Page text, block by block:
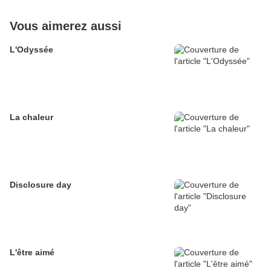
Vous aimerez aussi
L'Odyssée
La chaleur
Disclosure day
L'être aimé